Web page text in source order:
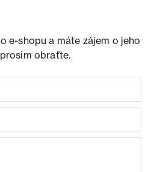
e-shopu a máte zájem o jeho
obraťte.